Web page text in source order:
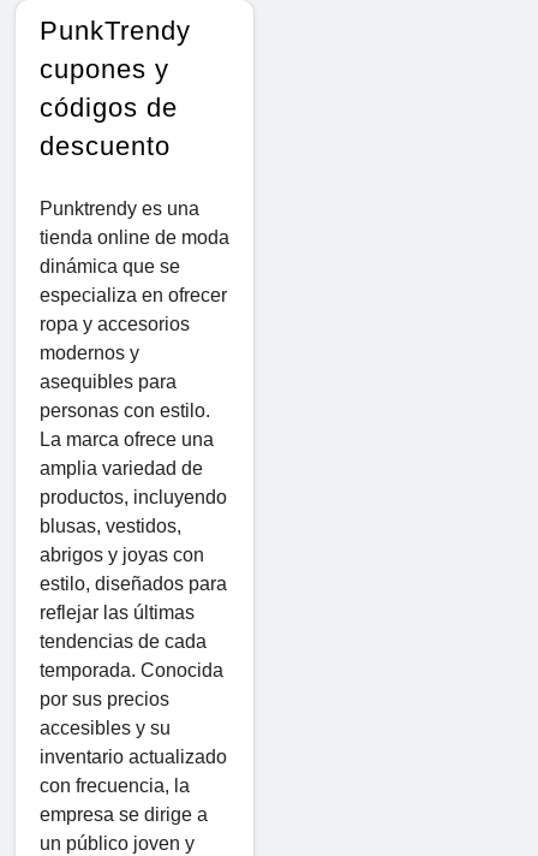
PunkTrendy
cupones y
códigos de
descuento
Punktrendy es una
tienda online de moda
dinámica que se
especializa en ofrecer
ropa y accesorios
modernos y
asequibles para
personas con estilo.
La marca ofrece una
amplia variedad de
productos, incluyendo
blusas, vestidos,
abrigos y joyas con
estilo, diseñados para
reflejar las últimas
tendencias de cada
temporada. Conocida
por sus precios
accesibles y su
inventario actualizado
con frecuencia, la
empresa se dirige a
un público joven y